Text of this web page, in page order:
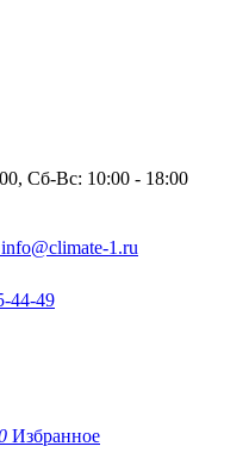
Сб-Вс: 10:00 - 18:00
info@climate-1.ru
44-49
Избранное